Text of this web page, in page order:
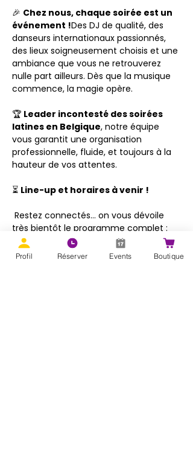
🎉 Chez nous, chaque soirée est un
événement !Des DJ de qualité, des
danseurs internationaux passionnés,
des lieux soigneusement choisis et une
ambiance que vous ne retrouverez
nulle part ailleurs. Dès que la musique
commence, la magie opère.
🏆 Leader incontesté des soirées
latines en Belgique, notre équipe
vous garantit une organisation
professionnelle, fluide, et toujours à la
hauteur de vos attentes.
⏳ Line-up et horaires à venir !
très bientôt le programme complet :
DJs, shows, horaires des cours et des
soirées 🔥
Profil Réserver Events Boutique